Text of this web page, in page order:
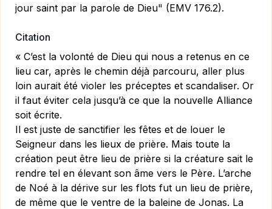
jour saint par la parole de Dieu" (EMV 176.2).
Citation
« C’est la volonté de Dieu qui nous a retenus en ce
lieu car, après le chemin déjà parcouru, aller plus
loin aurait été violer les préceptes et scandaliser. Or
il faut éviter cela jusqu’à ce que la nouvelle Alliance
soit écrite.
Il est juste de sanctifier les fêtes et de louer le
Seigneur dans les lieux de prière. Mais toute la
création peut être lieu de prière si la créature sait le
rendre tel en élevant son âme vers le Père. L’arche
de Noé à la dérive sur les flots fut un lieu de prière,
de même que le ventre de la baleine de Jonas. La